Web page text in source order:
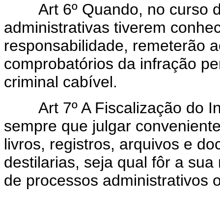
Art 6º Quando, no curso
administrativas tiverem
responsabilidade, remeterão
comprobatórios da infração
criminal cabível.
Art 7º A Fiscalização do
sempre que julgar
livros, registros, arquivos e
destilarias, seja qual fôr a
de processos administrativos